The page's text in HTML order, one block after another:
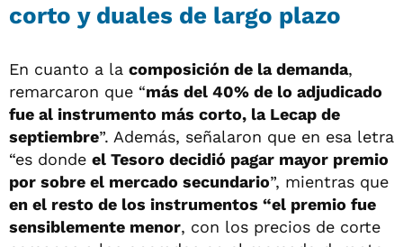
corto y duales de largo plazo
En cuanto a la composición de la demanda,
remarcaron que “más del 40% de lo adjudicado
fue al instrumento más corto, la Lecap de
septiembre”. Además, señalaron que en esa letra
“es donde el Tesoro decidió pagar mayor premio
por sobre el mercado secundario”, mientras que
en el resto de los instrumentos “el premio fue
sensiblemente menor, con los precios de corte